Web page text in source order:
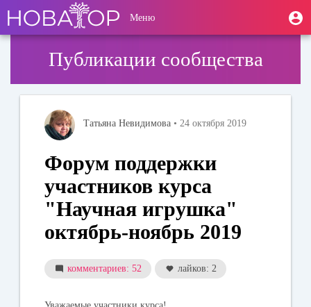
основному
содержанию
User
account
Меню
Публикации сообщества
Татьяна Невидимова • 24 октября 2019
Форум поддержки
участников курса
"Научная игрушка"
октябрь-ноябрь 2019
комментариев: 52 лайков: 2